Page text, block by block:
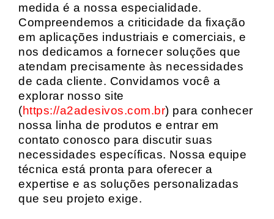
medida é a nossa especialidade.
Compreendemos a criticidade da fixação
em aplicações industriais e comerciais, e
nos dedicamos a fornecer soluções que
atendam precisamente às necessidades
de cada cliente. Convidamos você a
explorar nosso site
(https://a2adesivos.com.br) para conhecer
nossa linha de produtos e entrar em
contato conosco para discutir suas
necessidades específicas. Nossa equipe
técnica está pronta para oferecer a
expertise e as soluções personalizadas
que seu projeto exige.